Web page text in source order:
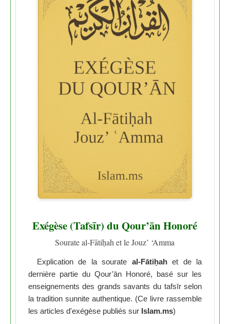
Exégèse (Tafsīr) du Qour’ān Honoré
Sourate al-Fātiḥah et le Jouz’ ‘Amma
Explication de la sourate al-Fātiḥahet de la
dernière partie du Qour’ān Honoré, basé sur les
enseignements des grands savants du tafsīr selon
la tradition sunnite authentique. (Ce livre rassemble
les articles d'exégèse publiés sur Islam.ms)